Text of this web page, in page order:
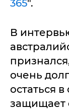
365".
В
очень
остаться
защищает